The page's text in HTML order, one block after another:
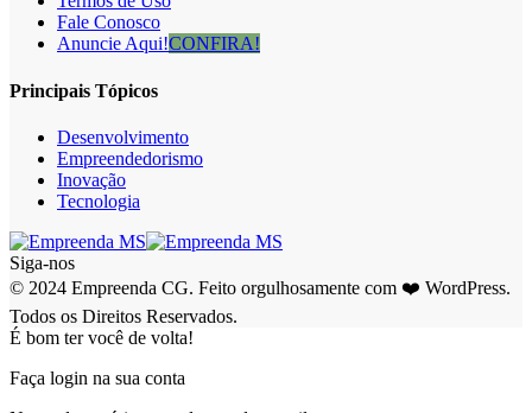
Fale Conosco
Anuncie Aqui!CONFIRA!
Principais Tópicos
Desenvolvimento
Empreendedorismo
Inovação
Tecnologia
Siga-nos
© 2024 Empreenda CG. Feito orgulhosamente com ❤️ WordPress.
Todos os Direitos Reservados.
É bom ter você de volta!
Faça login na sua conta